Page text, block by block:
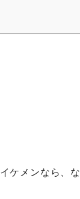
ケメンなら、な